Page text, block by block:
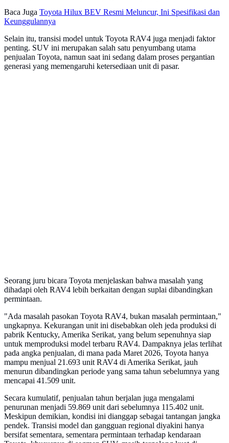
Baca Juga Toyota Hilux BEV Resmi Meluncur, Ini Spesifikasi dan
Keunggulannya
Selain itu, transisi model untuk Toyota RAV4 juga menjadi faktor
penting. SUV ini merupakan salah satu penyumbang utama
penjualan Toyota, namun saat ini sedang dalam proses pergantian
generasi yang memengaruhi ketersediaan unit di pasar.
Seorang juru bicara Toyota menjelaskan bahwa masalah yang
dihadapi oleh RAV4 lebih berkaitan dengan suplai dibandingkan
permintaan.
"Ada masalah pasokan Toyota RAV4, bukan masalah permintaan,"
ungkapnya. Kekurangan unit ini disebabkan oleh jeda produksi di
pabrik Kentucky, Amerika Serikat, yang belum sepenuhnya siap
untuk memproduksi model terbaru RAV4. Dampaknya jelas terlihat
pada angka penjualan, di mana pada Maret 2026, Toyota hanya
mampu menjual 21.693 unit RAV4 di Amerika Serikat, jauh
menurun dibandingkan periode yang sama tahun sebelumnya yang
mencapai 41.509 unit.
Secara kumulatif, penjualan tahun berjalan juga mengalami
penurunan menjadi 59.869 unit dari sebelumnya 115.402 unit.
Meskipun demikian, kondisi ini dianggap sebagai tantangan jangka
pendek. Transisi model dan gangguan regional diyakini hanya
bersifat sementara, sementara permintaan terhadap kendaraan